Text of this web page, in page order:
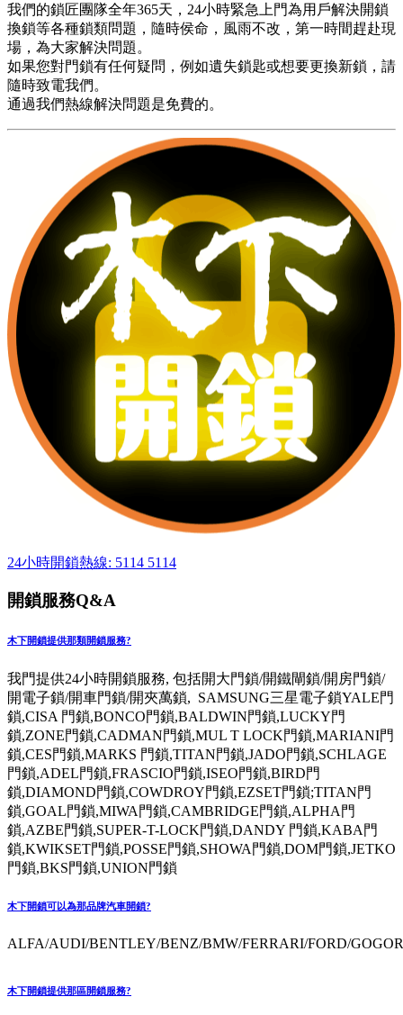
我們的鎖匠團隊全年365天，24小時緊急上門為用戶解決開鎖
換鎖等各種鎖類問題，隨時侯命，風雨不改，第一時間趕赴現
場，為大家解決問題。
如果您對門鎖有任何疑問，例如遺失鎖匙或想要更換新鎖，請
隨時致電我們。
通過我們熱線解決問題是免費的。
24小時開鎖熱線: 5114 5114
開鎖服務Q&A
木下開鎖提供那類開鎖服務?
我門提供24小時開鎖服務, 包括開大門鎖/開鐵閘鎖/開房門鎖/
開電子鎖/開車門鎖/開夾萬鎖, SAMSUNG三星電子鎖YALE門
鎖,CISA 門鎖,BONCO門鎖,BALDWIN門鎖,LUCKY門
鎖,ZONE門鎖,CADMAN門鎖,MUL T LOCK門鎖,MARIANI門
鎖,CES門鎖,MARKS 門鎖,TITAN門鎖,JADO門鎖,SCHLAGE
門鎖,ADEL門鎖,FRASCIO門鎖,ISEO門鎖,BIRD門
鎖,DIAMOND門鎖,COWDROY門鎖,EZSET門鎖;TITAN門
鎖,GOAL門鎖,MIWA門鎖,CAMBRIDGE門鎖,ALPHA門
鎖,AZBE門鎖,SUPER-T-LOCK門鎖,DANDY 門鎖,KABA門
鎖,KWIKSET門鎖,POSSE門鎖,SHOWA門鎖,DOM門鎖,JETKO
門鎖,BKS門鎖,UNION門鎖
木下開鎖可以為那品牌汽車開鎖?
ALFA/AUDI/BENTLEY/BENZ/BMW/FERRARI/FORD/
木下開鎖提供那區開鎖服務?